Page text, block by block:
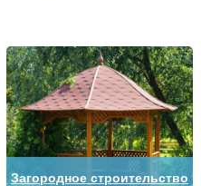
Загородное строительство